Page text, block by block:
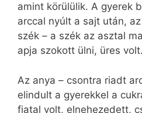
amint körülülik. A gyerek
arccal nyúlt a sajt után,
szék – a szék az asztal
apja szokott ülni, üres volt.
Az anya – csontra riadt
elindult a gyerekkel a
fiatal volt, elnehezedett,